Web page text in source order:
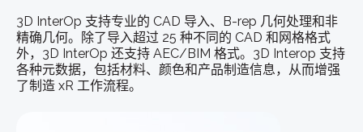
3D InterOp 支持专业的 CAD 导入、B-rep 几何处理和非
精确几何。除了导入超过 25 种不同的 CAD 和网格格式
外，3D InterOp 还支持 AEC/BIM 格式。3D Interop 支持
各种元数据，包括材料、颜色和产品制造信息，从而增强
了制造 xR 工作流程。